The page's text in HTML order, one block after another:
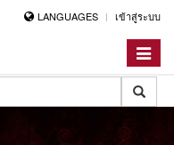
LANGUAGES เข้าสู่ระบบ
Toggle